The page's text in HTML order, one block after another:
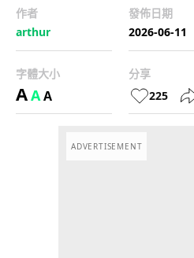
作者
arthur
發佈日期
2026-06-11
字體大小
AAA
分享
225
ADVERTISEMENT